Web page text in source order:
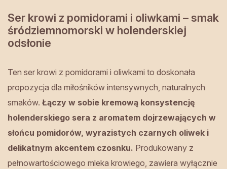
Ser krowi z pomidorami i oliwkami – smak
śródziemnomorski w holenderskiej
odsłonie
Ten ser krowi z pomidorami i oliwkami to doskonała
propozycja dla miłośników intensywnych, naturalnych
smaków. Łączy w sobie kremową konsystencję
holenderskiego sera z aromatem dojrzewających w
słońcu pomidorów, wyrazistych czarnych oliwek i
delikatnym akcentem czosnku. Produkowany z
pełnowartościowego mleka krowiego, zawiera wyłącznie